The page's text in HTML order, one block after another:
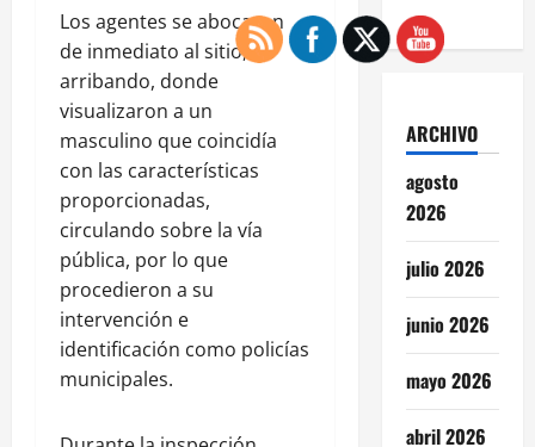
Los agentes se abocaron
de inmediato al sitio,
arribando, donde
visualizaron a un
masculino que coincidía
con las características
proporcionadas,
circulando sobre la vía
pública, por lo que
procedieron a su
intervención e
identificación como policías
municipales.
ARCHIVO
agosto
2026
julio 2026
junio 2026
mayo 2026
abril 2026